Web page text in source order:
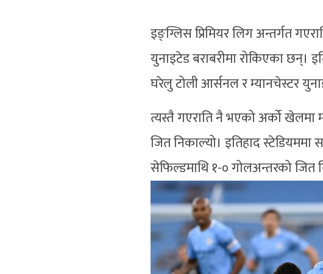
इङ्ग्लिस प्रिमियर लिग अन्तर्गत
युनाइटेड बराबरीमा रोकिएका छन्।
घरेलु टोली आर्सनल र म्यानचेस्टर
त्यस्तै गएराति नै भएको अर्को खेलमा
जित निकाल्यो। इतिहाद स्टेडियममा
सेफिल्डमाथि १-० गोलअन्तरको जित